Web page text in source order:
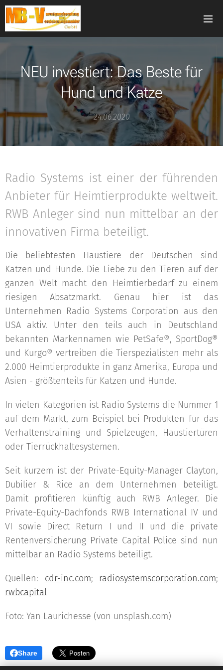
NEU investiert: Das Beste für
Hund und Katze
24.06.2020
Radio Systems ist einer der führenden
Anbieter für Heimtierprodukte weltweit.
RWB Anleger sind nun mittelbar an der
innovativen Firma beteiligt.
Die beliebtesten Haustiere der Deutschen sind
Katzen und Hunde. Die Liebe zu den Tieren auf der
ganzen Welt macht den Heimtierbedarf zu einem
riesigen Absatzmarkt. Genau hier ist das
Unternehmen Radio Systems Corporation aus den
USA aktiv. Unter den teils auch in Deutschland
bekannten Markennamen wie PetSafe®, SportDog®
und Kurgo® vertreiben die Tierspezialisten mehr als
2.000 Heimtierprodukte in ganz Amerika, Europa und
Asien - größtenteils für Katzen und Hunde.
In vielen Kategorien ist Radio Systems die Nummer 1
auf dem Markt, zum Beispiel bei Produkten für das
Verhaltenstraining und Spielzeugen, Haustiertüren
oder Tierrückhaltesystemen.
Seit kurzem ist der Private-Equity-Manager Clayton,
Dubilier & Rice an dem Unternehmen beteiligt.
Damit profitieren künftig auch RWB Anleger. Die
Private-Equity-Dachfonds RWB International IV und
VI sowie Direct Return I und II und die private
Rentenversicherung Private Capital Police sind nun
mittelbar an Radio Systems beteiligt.
Quellen: cdr-inc.com; radiosystemscorporation.com;
rwbcapital
Foto: Yan Laurichesse (von unsplash.com)
Share